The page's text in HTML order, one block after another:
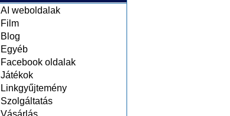
AI weboldalak
Film
Blog
Egyéb
Facebook oldalak
Játékok
Linkgyűjtemény
Szolgáltatás
Vásárlás